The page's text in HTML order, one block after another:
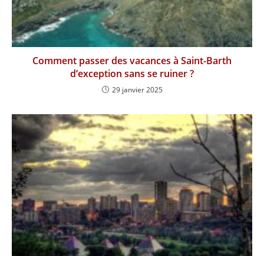
Comment passer des vacances à Saint-Barth
d’exception sans se ruiner ?
29 janvier 2025